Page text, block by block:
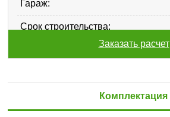
Гараж:
Срок строительства:
Заказать расчет
Комплектация